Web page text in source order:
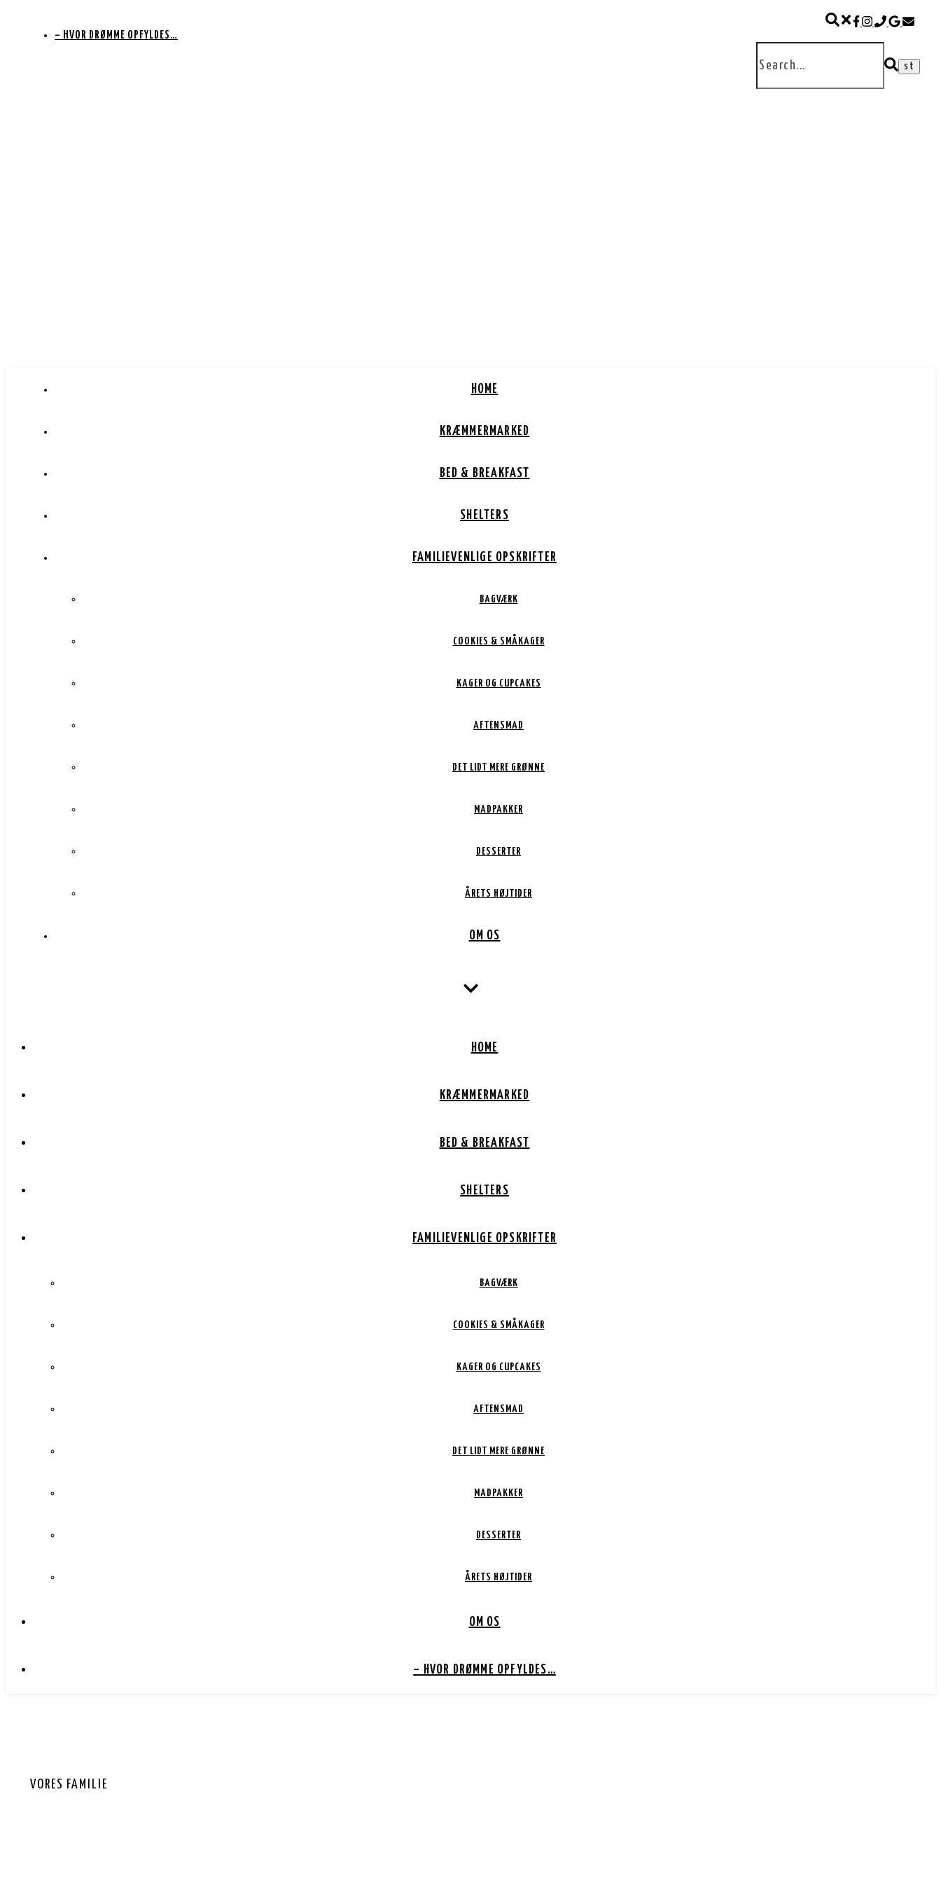
– HVOR DRØMME OPFYLDES…
HOME
KRÆMMERMARKED
BED & BREAKFAST
SHELTERS
FAMILIEVENLIGE OPSKRIFTER
BAGVÆRK
COOKIES & SMÅKAGER
KAGER OG CUPCAKES
AFTENSMAD
DET LIDT MERE GRØNNE
MADPAKKER
DESSERTER
ÅRETS HØJTIDER
OM OS
HOME
KRÆMMERMARKED
BED & BREAKFAST
SHELTERS
FAMILIEVENLIGE OPSKRIFTER
BAGVÆRK
COOKIES & SMÅKAGER
KAGER OG CUPCAKES
AFTENSMAD
DET LIDT MERE GRØNNE
MADPAKKER
DESSERTER
ÅRETS HØJTIDER
OM OS
– HVOR DRØMME OPFYLDES…
VORES FAMILIE